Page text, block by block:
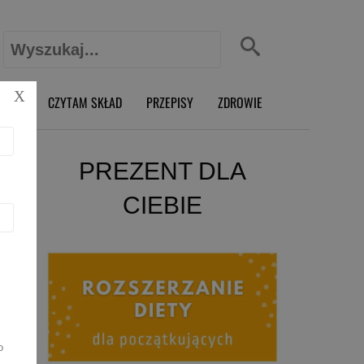
Szukaj:
RD CZYTAM SKŁAD PRZEPISY ZDROWIE
PREZENT DLA
CIEBIE
X